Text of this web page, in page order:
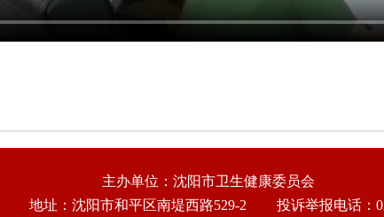
主办单位：沈阳市卫生健康委员会
地址：沈阳市和平区南堤西路529-2 投诉举报电话：